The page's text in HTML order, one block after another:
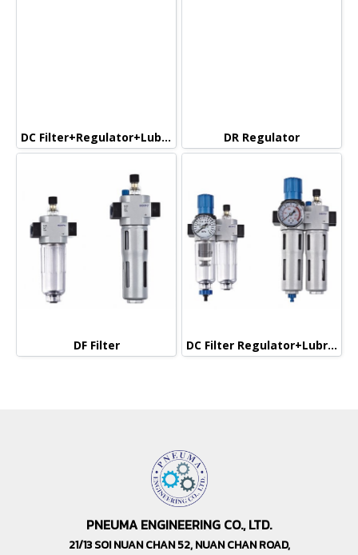
DC Filter+Regulator+Lubricator DR Regulator
DF Filter DC Filter Regulator+Lubricator
PNEUMA ENGINEERING CO., LTD.
21/13 SOI NUAN CHAN 52, NUAN CHAN ROAD,